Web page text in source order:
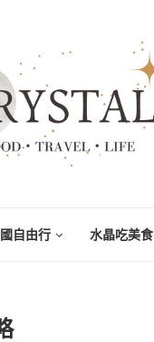
自由行 水晶吃美食